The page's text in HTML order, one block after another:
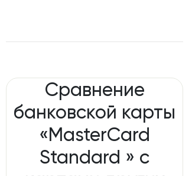
Сравнение
банковской карты
«MasterCard
Standard » с